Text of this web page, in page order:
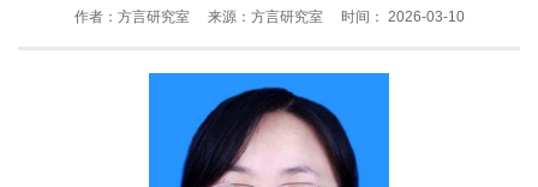
作者：方言研究室 来源：方言研究室 时间： 2026-03-10